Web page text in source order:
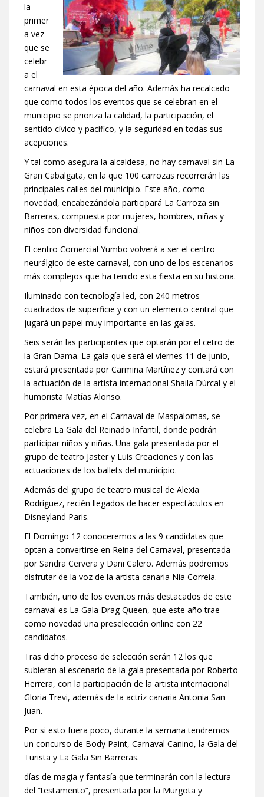
la
primer
a vez
que se
celebr
a el
carnaval en esta época del año. Además ha recalcado
que como todos los eventos que se celebran en el
municipio se prioriza la calidad, la participación, el
sentido cívico y pacífico, y la seguridad en todas sus
acepciones.
Y tal como asegura la alcaldesa, no hay carnaval sin La
Gran Cabalgata, en la que 100 carrozas recorrerán las
principales calles del municipio. Este año, como
novedad, encabezándola participará La Carroza sin
Barreras, compuesta por mujeres, hombres, niñas y
niños con diversidad funcional.
El centro Comercial Yumbo volverá a ser el centro
neurálgico de este carnaval, con uno de los escenarios
más complejos que ha tenido esta fiesta en su historia.
Iluminado con tecnología led, con 240 metros
cuadrados de superficie y con un elemento central que
jugará un papel muy importante en las galas.
Seis serán las participantes que optarán por el cetro de
la Gran Dama. La gala que será el viernes 11 de junio,
estará presentada por Carmina Martínez y contará con
la actuación de la artista internacional Shaila Dúrcal y el
humorista Matías Alonso.
Por primera vez, en el Carnaval de Maspalomas, se
celebra La Gala del Reinado Infantil, donde podrán
participar niños y niñas. Una gala presentada por el
grupo de teatro Jaster y Luis Creaciones y con las
actuaciones de los ballets del municipio.
Además del grupo de teatro musical de Alexia
Rodríguez, recién llegados de hacer espectáculos en
Disneyland Paris.
El Domingo 12 conoceremos a las 9 candidatas que
optan a convertirse en Reina del Carnaval, presentada
por Sandra Cervera y Dani Calero. Además podremos
disfrutar de la voz de la artista canaria Nia Correia.
También, uno de los eventos más destacados de este
carnaval es La Gala Drag Queen, que este año trae
como novedad una preselección online con 22
candidatos.
Tras dicho proceso de selección serán 12 los que
subieran al escenario de la gala presentada por Roberto
Herrera, con la participación de la artista internacional
Gloria Trevi, además de la actriz canaria Antonia San
Juan.
Por si esto fuera poco, durante la semana tendremos
un concurso de Body Paint, Carnaval Canino, la Gala del
Turista y La Gala Sin Barreras.
días de magia y fantasía que terminarán con la lectura
del “testamento”, presentada por la Murgota y